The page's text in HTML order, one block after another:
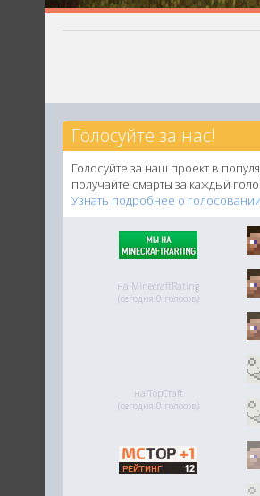
Голосуйте за нас!
Голосуйте за наш проект в
получайте смарты за каждый
Узнать подробнее о
на MinecraftRating
(сегодня 0 голосов)
на TopCraft
(сегодня 0 голосов)